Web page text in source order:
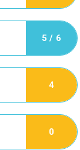
5 / 6
4
0